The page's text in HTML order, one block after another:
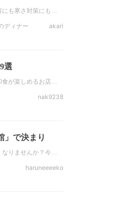
にも寒さ対策にも…
ディナー
akari
選
食が楽しめるお店…
nak9238
」で決まり
なりませんか？今…
haruneeeeko